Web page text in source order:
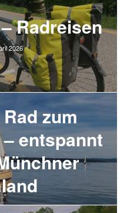
Radreisen
2026
zum
entspannt
2025